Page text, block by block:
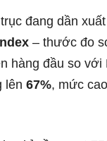
đang dần
– thước đo
hàng đầu so với
lên 67%, mức